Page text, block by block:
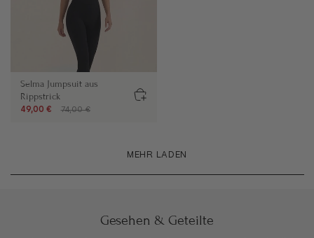
Selma Jumpsuit aus
Rippstrick
49,00 € 74,00 €
MEHR LADEN
Gesehen & Geteilte